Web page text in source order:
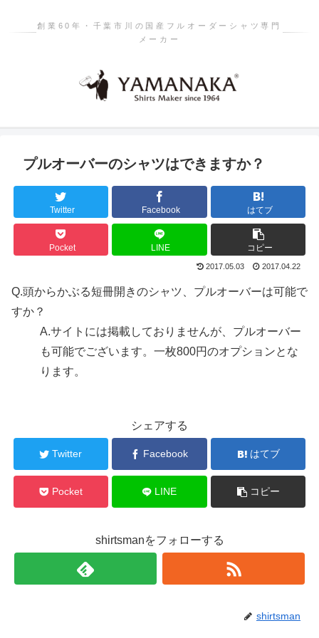
創業60年・千葉市川の国産フルオーダーシャツ専門
メーカー
プルオーバーのシャツはできますか？
Twitter Facebook はてブ
Pocket LINE コピー
2017.05.03 2017.04.22
Q.頭からかぶる短冊開きのシャツ、プルオーバーは可能で
すか？
A.サイトには掲載しておりませんが、プルオーバー
も可能でございます。一枚800円のオプションとな
ります。
シェアする
Twitter Facebook はてブ
Pocket LINE コピー
shirtsmanをフォローする
shirtsman